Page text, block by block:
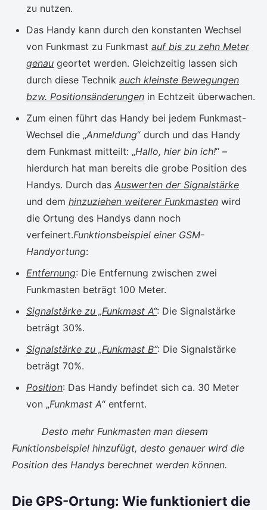
zu nutzen.
Das Handy kann durch den konstanten Wechsel
von Funkmast zu Funkmast auf bis zu zehn Meter
genau geortet werden. Gleichzeitig lassen sich
durch diese Technik auch kleinste Bewegungen
bzw. Positionsänderungen in Echtzeit überwachen.
Zum einen führt das Handy bei jedem Funkmast-
Wechsel die „Anmeldung“ durch und das Handy
dem Funkmast mitteilt: „Hallo, hier bin ich!“ –
hierdurch hat man bereits die grobe Position des
Handys. Durch das Auswerten der Signalstärke
und dem hinzuziehen weiterer Funkmasten wird
die Ortung des Handys dann noch
verfeinert.Funktionsbeispiel einer GSM-
Handyortung:
Entfernung: Die Entfernung zwischen zwei
Funkmasten beträgt 100 Meter.
Signalstärke zu „Funkmast A“: Die Signalstärke
beträgt 30%.
Signalstärke zu „Funkmast B“: Die Signalstärke
beträgt 70%.
Position: Das Handy befindet sich ca. 30 Meter
von „Funkmast A“ entfernt.
Desto mehr Funkmasten man diesem
Funktionsbeispiel hinzufügt, desto genauer wird die
Position des Handys berechnet werden können.
Die GPS-Ortung: Wie funktioniert die